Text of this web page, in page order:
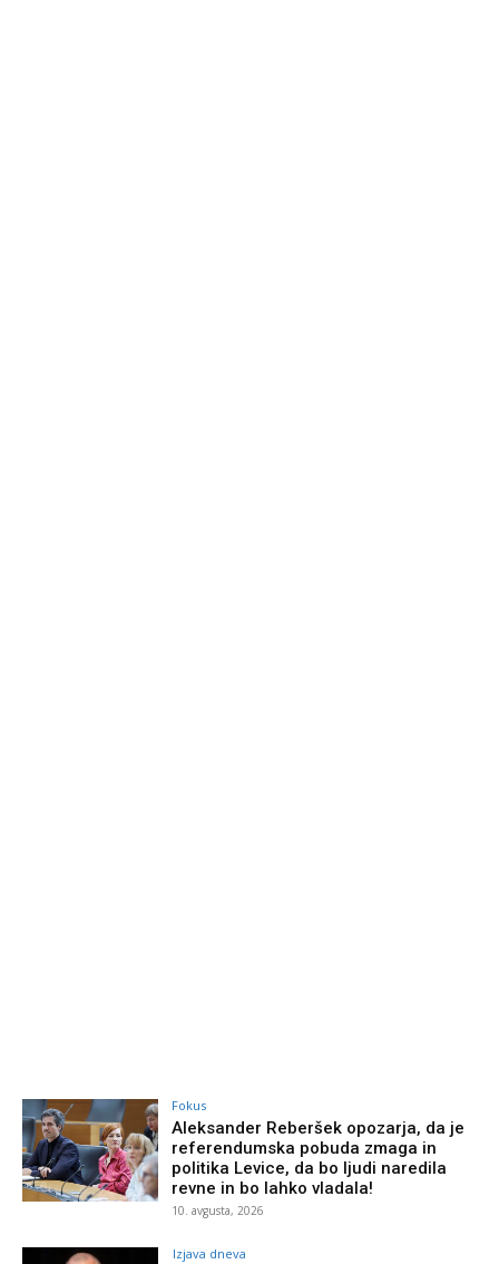
Fokus
Aleksander Reberšek opozarja, da je
referendumska pobuda zmaga in
politika Levice, da bo ljudi naredila
revne in bo lahko vladala!
10. avgusta, 2026
Izjava dneva